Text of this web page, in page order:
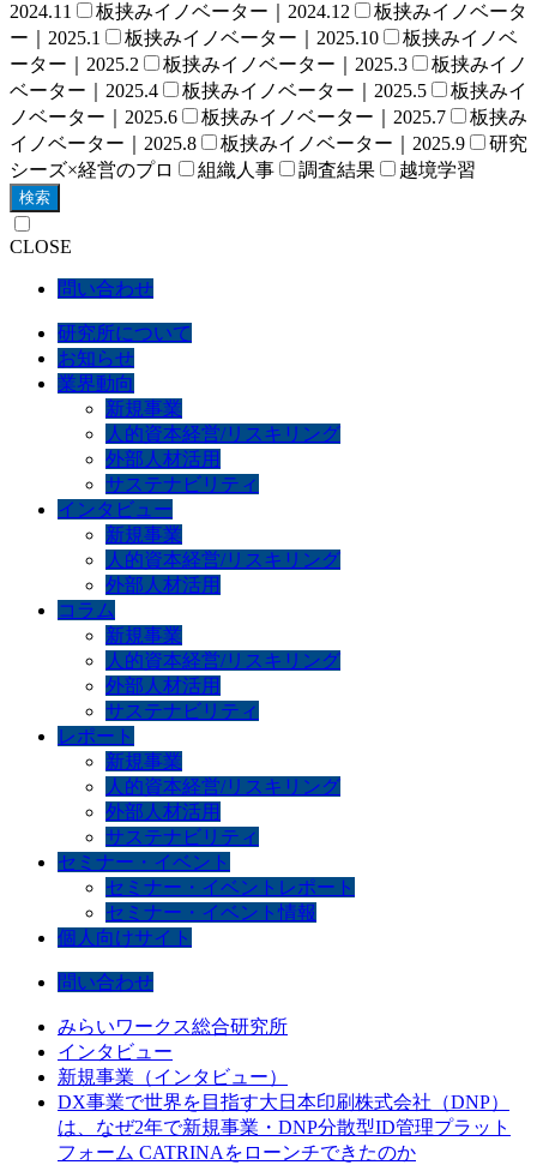
2024.11
板挟みイノベーター｜2024.12
板挟みイノベータ
ー｜2025.1
板挟みイノベーター｜2025.10
板挟みイノベ
ーター｜2025.2
板挟みイノベーター｜2025.3
板挟みイノ
ベーター｜2025.4
板挟みイノベーター｜2025.5
板挟みイ
ノベーター｜2025.6
板挟みイノベーター｜2025.7
板挟み
イノベーター｜2025.8
板挟みイノベーター｜2025.9
研究
シーズ×経営のプロ
組織人事 調査結果 越境学習
検索
CLOSE
問い合わせ
研究所について
お知らせ
業界動向
新規事業
人的資本経営/リスキリング
外部人材活用
サステナビリティ
インタビュー
新規事業
人的資本経営/リスキリング
外部人材活用
コラム
新規事業
人的資本経営/リスキリング
外部人材活用
サステナビリティ
レポート
新規事業
人的資本経営/リスキリング
外部人材活用
サステナビリティ
セミナー・イベント
セミナー・イベントレポート
セミナー・イベント情報
個人向けサイト
問い合わせ
みらいワークス総合研究所
インタビュー
新規事業（インタビュー）
DX事業で世界を目指す大日本印刷株式会社（DNP）
は、なぜ2年で新規事業・DNP分散型ID管理プラット
フォーム CATRINAをローンチできたのか